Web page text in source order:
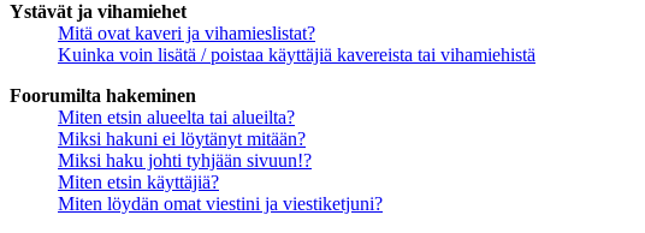
Ystävät ja vihamiehet
Mitä ovat kaveri ja vihamieslistat?
Kuinka voin lisätä / poistaa käyttäjiä kavereista tai vihamiehistä
Foorumilta hakeminen
Miten etsin alueelta tai alueilta?
Miksi hakuni ei löytänyt mitään?
Miksi haku johti tyhjään sivuun!?
Miten etsin käyttäjiä?
Miten löydän omat viestini ja viestiketjuni?